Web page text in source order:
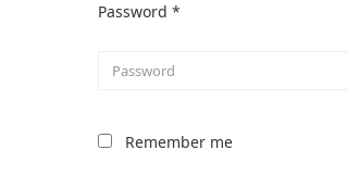
Password *
Remember me